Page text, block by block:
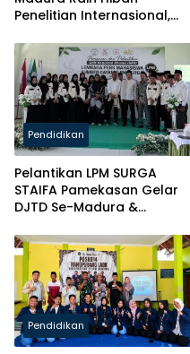
Penelitian Internasional,
Kancah Global
Pendidikan
Pelantikan LPM SURGA
STAIFA Pamekasan Gelar
DJTD Se-Madura &
Pendidikan